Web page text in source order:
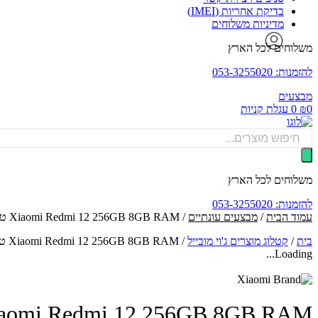
בדיקת אחריות (IMEI)
מדיניות משלוחים
משלוחים לכל הארץ
להזמנות: 053-3255020
מבצעים
₪0
0 עגלת קניות
Products
search
משלוחים לכל הארץ
להזמנות: 053-3255020
עמוד הבית/ מבצעים עונתיים / Xiaomi Redmi 12 256GB 8GB RAM טלפון סלולרי
בית/ קטלוג מוצרים ג'וי מובייל/ Xiaomi Redmi 12 256GB 8GB RAM טלפון סלולרי
Loading...